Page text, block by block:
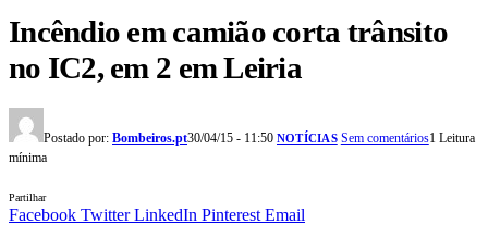
Incêndio em camião corta trânsito
no IC2, em 2 em Leiria
Postado por: Bombeiros.pt30/04/15 - 11:50 NOTÍCIAS Sem comentários1 Leitura
mínima
Partilhar
Facebook Twitter LinkedIn Pinterest Email